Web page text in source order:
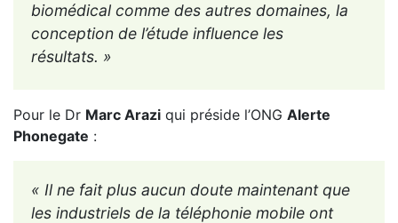
biomédical comme des autres domaines, la
conception de l’étude influence les
résultats. »
Pour le Dr Marc Arazi qui préside l’ONG Alerte
Phonegate :
« Il ne fait plus aucun doute maintenant que
les industriels de la téléphonie mobile ont